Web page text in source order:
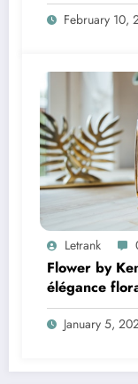
February 10,
Letrank
Flower by
élégance
January 5,